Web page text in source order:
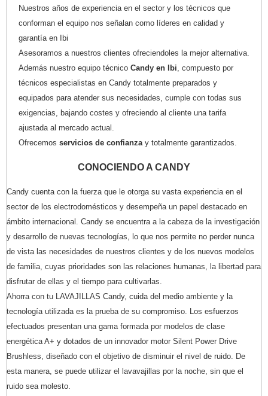
Nuestros años de experiencia en el sector y los técnicos que
conforman el equipo nos señalan como líderes en calidad y
garantía en Ibi
Asesoramos a nuestros clientes ofreciendoles la mejor alternativa.
Además nuestro equipo técnico Candy en Ibi, compuesto por
técnicos especialistas en Candy totalmente preparados y
equipados para atender sus necesidades, cumple con todas sus
exigencias, bajando costes y ofreciendo al cliente una tarifa
ajustada al mercado actual.
Ofrecemos servicios de confianzay totalmente garantizados.
CONOCIENDO A CANDY
Candy cuenta con la fuerza que le otorga su vasta experiencia en el
sector de los electrodomésticos y desempeña un papel destacado en
ámbito internacional. Candy se encuentra a la cabeza de la investigación
y desarrollo de nuevas tecnologías, lo que nos permite no perder nunca
de vista las necesidades de nuestros clientes y de los nuevos modelos
de familia, cuyas prioridades son las relaciones humanas, la libertad para
disfrutar de ellas y el tiempo para cultivarlas.
Ahorra con tu LAVAJILLAS Candy, cuida del medio ambiente y la
tecnología utilizada es la prueba de su compromiso. Los esfuerzos
efectuados presentan una gama formada por modelos de clase
energética A+ y dotados de un innovador motor Silent Power Drive
Brushless, diseñado con el objetivo de disminuir el nivel de ruido. De
esta manera, se puede utilizar el lavavajillas por la noche, sin que el
ruido sea molesto.